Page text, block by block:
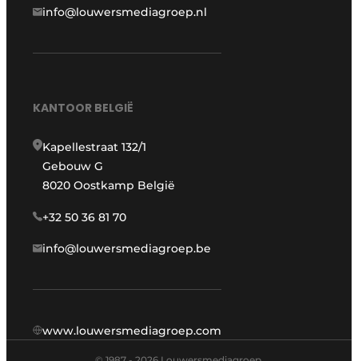
info@louwersmediagroep.nl
KANTOOR BELGIË
Kapellestraat 132/1
Gebouw G
8020 Oostkamp België
+32 50 36 81 70
info@louwersmediagroep.be
www.louwersmediagroep.com